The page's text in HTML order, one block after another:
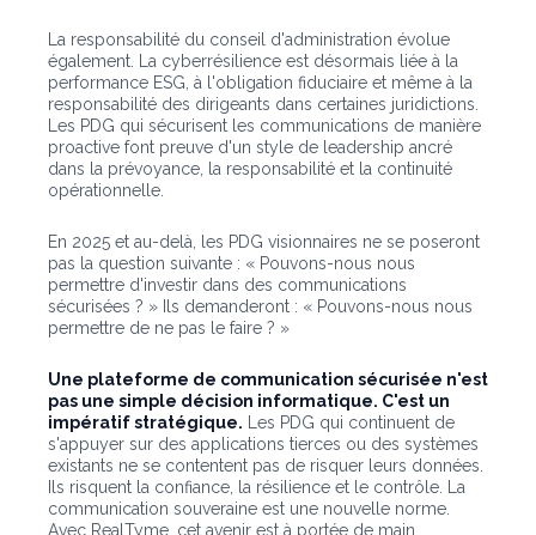
La responsabilité du conseil d'administration évolue
également. La cyberrésilience est désormais liée à la
performance ESG, à l'obligation fiduciaire et même à la
responsabilité des dirigeants dans certaines juridictions.
Les PDG qui sécurisent les communications de manière
proactive font preuve d'un style de leadership ancré
dans la prévoyance, la responsabilité et la continuité
opérationnelle.
En 2025 et au-delà, les PDG visionnaires ne se poseront
pas la question suivante : « Pouvons-nous nous
permettre d'investir dans des communications
sécurisées ? » Ils demanderont : « Pouvons-nous nous
permettre de ne pas le faire ? »
Une plateforme de communication sécurisée n'est
pas une simple décision informatique. C'est un
impératif stratégique. Les PDG qui continuent de
s'appuyer sur des applications tierces ou des systèmes
existants ne se contentent pas de risquer leurs données.
Ils risquent la confiance, la résilience et le contrôle. La
communication souveraine est une nouvelle norme.
Avec RealTyme, cet avenir est à portée de main.